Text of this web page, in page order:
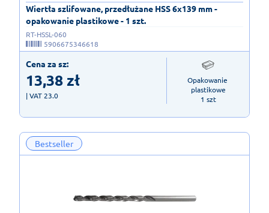
Wiertła szlifowane, przedłużane HSS 6x139 mm -
opakowanie plastikowe - 1 szt.
RT-HSSL-060
5906675346618
Cena za sz:
13,38zł
| VAT 23.0
Opakowanie
plastikowe
1 szt
Bestseller